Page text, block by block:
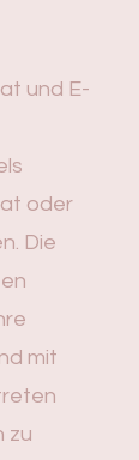
und E-
oder
Die
mit
zu